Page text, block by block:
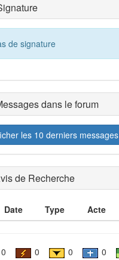
de signature
dans le forum
les 10 derniers messages
de Recherche
Date Type Acte
0 0 0 0